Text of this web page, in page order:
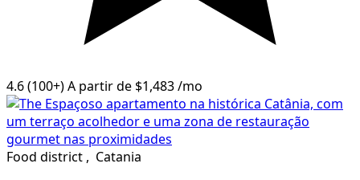
4.6(100+)A partir de $1,483/mo
Food district , Catania